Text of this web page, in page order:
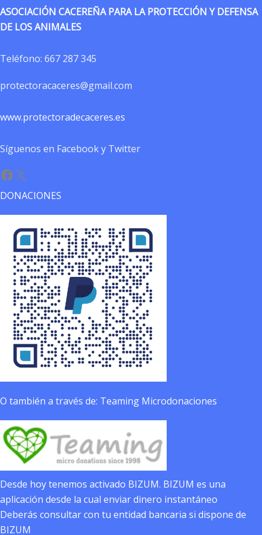
ASOCIACIÓN CACEREÑA PARA LA PROTECCIÓN Y DEFENSA
DE LOS ANIMALES
Teléfono: 667 287 345
protectoracaceres@gmail.com
www.protectoradecaceres.es
Síguenos en Facebook y Twitter
Facebook
X
DONACIONES
O también a través de: Teaming Microdonaciones
Desde hoy tenemos activado BIZUM. BIZUM es una
aplicación desde la cual enviar dinero instantáneo
Deberás consultar con tu entidad bancaria si dispone de
BIZUM